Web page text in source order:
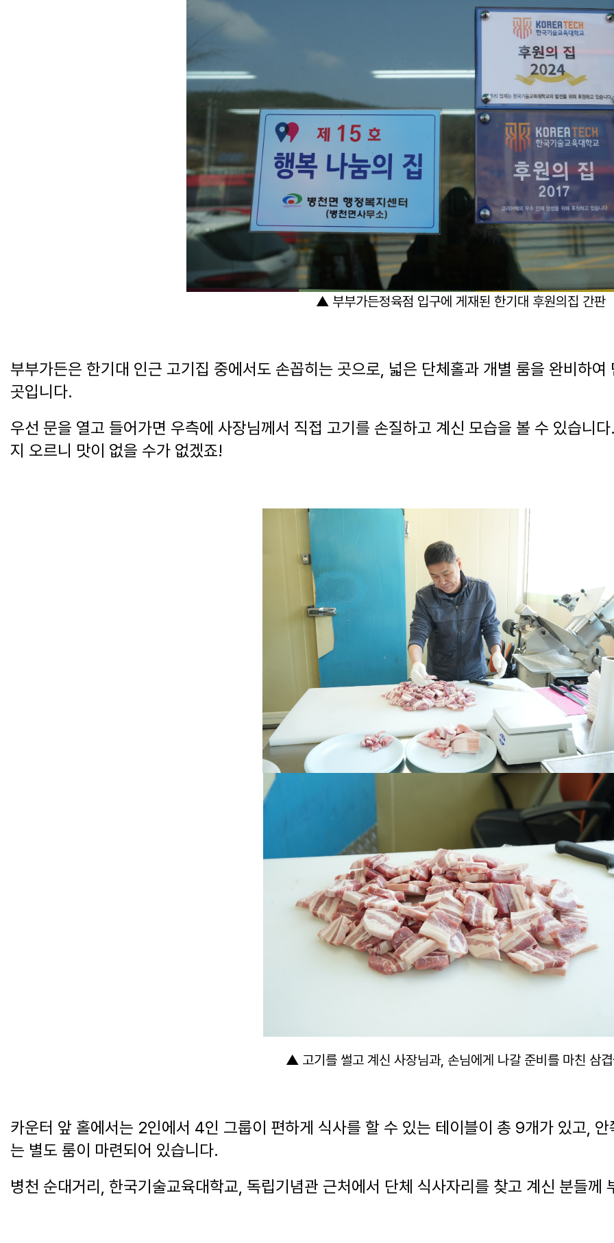
▲ 부부가든정육점 입구에 게재된 한기대 후원의집 간판
부부가든은 한기대 인근 고기집 중에서도 손꼽히는 곳으로, 넓은 단체홀과 개별 룸을 완비하
곳입니다.
우선 문을 열고 들어가면 우측에 사장님께서 직접 고기를 손질하고 계신 모습을 볼 수 있습니
지 오르니 맛이 없을 수가 없겠죠!
▲ 고기를 썰고 계신 사장님과, 손님에게 나갈 준비를 마친 삼
카운터 앞 홀에서는 2인에서 4인 그룹이 편하게 식사를 할 수 있는 테이블이 총 9개가 있고,
는 별도 룸이 마련되어 있습니다.
병천 순대거리, 한국기술교육대학교, 독립기념관 근처에서 단체 식사자리를 찾고 계신 분들께